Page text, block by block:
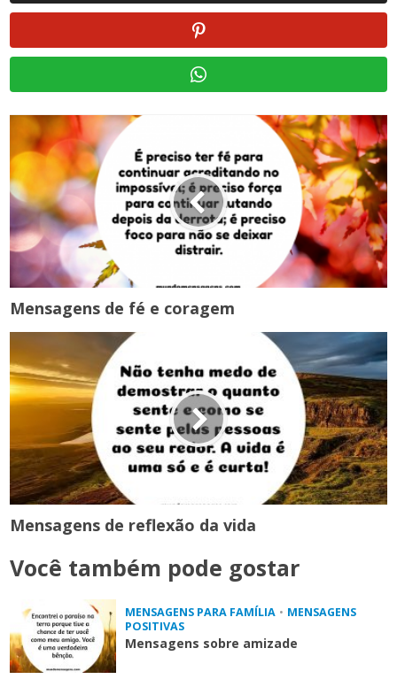
Mensagens de fé e coragem
Mensagens de reflexão da vida
Você também pode gostar
MENSAGENS PARA FAMÍLIA • MENSAGENS
POSITIVAS
Mensagens sobre amizade